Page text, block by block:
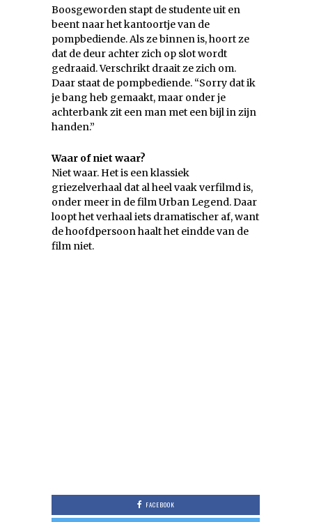
Boosgeworden stapt de studente uit en
beent naar het kantoortje van de
pompbediende. Als ze binnen is, hoort ze
dat de deur achter zich op slot wordt
gedraaid. Verschrikt draait ze zich om.
Daar staat de pompbediende. “Sorry dat ik
je bang heb gemaakt, maar onder je
achterbank zit een man met een bijl in zijn
handen.”
Waar of niet waar?
Niet waar. Het is een klassiek
griezelverhaal dat al heel vaak verfilmd is,
onder meer in de film Urban Legend. Daar
loopt het verhaal iets dramatischer af, want
de hoofdpersoon haalt het eindde van de
film niet.
FACEBOOK